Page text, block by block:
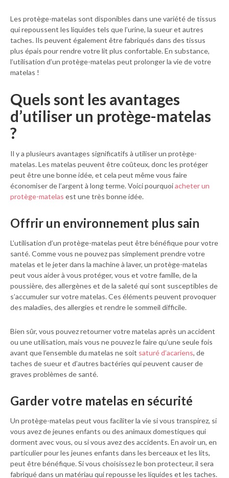
Les protège-matelas sont disponibles dans une variété de tissus
qui repoussent les liquides tels que l’urine, la sueur et autres
taches. Ils peuvent également être fabriqués dans des tissus
plus épais pour rendre votre lit plus confortable. En substance,
l’utilisation d’un protège-matelas peut prolonger la vie de votre
matelas !
Quels sont les avantages
d’utiliser un protège-matelas
?
Il y a plusieurs avantages significatifs à utiliser un protège-
matelas. Les matelas peuvent être coûteux, donc les protéger
peut être une bonne idée, et cela peut même vous faire
économiser de l’argent à long terme. Voici pourquoiacheter un
protège-matelas est une très bonne idée.
Offrir un environnement plus sain
L’utilisation d’un protège-matelas peut être bénéfique pour votre
santé. Comme vous ne pouvez pas simplement prendre votre
matelas et le jeter dans la machine à laver, un protège-matelas
peut vous aider à vous protéger, vous et votre famille, de la
poussière, des allergènes et de la saleté qui sont susceptibles de
s’accumuler sur votre matelas. Ces éléments peuvent provoquer
des maladies, des allergies et rendre le sommeil difficile.
Bien sûr, vous pouvez retourner votre matelas après un accident
ou une utilisation, mais vous ne pouvez le faire qu’une seule fois
avant que l’ensemble du matelas ne soit saturé d’acariens, de
taches de sueur et d’autres bactéries qui peuvent causer de
graves problèmes de santé.
Garder votre matelas en sécurité
Un protège-matelas peut vous faciliter la vie si vous transpirez, si
vous avez de jeunes enfants ou des animaux domestiques qui
dorment avec vous, ou si vous avez des accidents. En avoir un, en
particulier pour les jeunes enfants dans les berceaux et les lits,
peut être bénéfique. Si vous choisissez le bon protecteur, il sera
fabriqué dans un matériau qui repousse les liquides et les taches.